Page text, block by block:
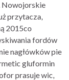
Nowojorskie
przytacza,
2015co
fordów
nagłówków pie
gluformin
prasuje wic,